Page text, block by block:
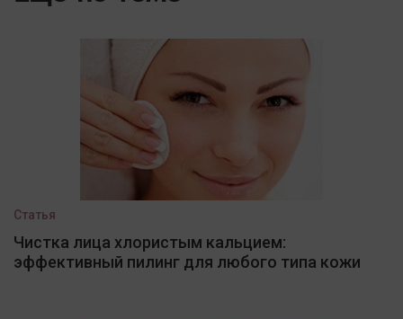
Статья
Чистка лица хлористым кальцием:
эффективный пилинг для любого типа кожи